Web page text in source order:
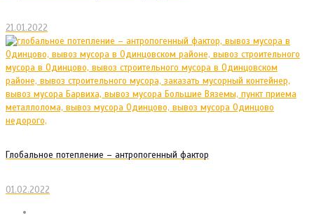
21.01.2022
Глобальное потепление – антропогенный фактор
01.02.2022